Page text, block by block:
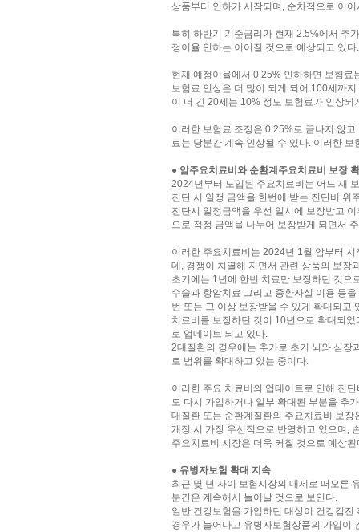
상품부터 인하가 시작되며, 순차적으로 이
특히 하반기 기준금리가 현재 2.5%에서 추
정이율 인하는 이어질 것으로 예상되고 있다.
현재 예정이율에서 0.25% 인하하면 보험
보험료 인상은 더 많이 되게 되어 100세까
이 더 긴 20세는 10% 정도 보험료가 인상되
이러한 보험료 조정은 0.25%로 끝나지 않
료는 당분간 계속 인상될 수 있다. 이러한
● 암주요치료비와 순환계주요치료비 보장
2024년부터 도입된 주요치료비는 어느 새
진단 시 일정 금액을 한번에 받는 진단비 위
진단시 일정금액을 우선 일시에 보장받고
으로 적정 금액을 나누어 보장받게 되면서
이러한 주요치료비는 2024년 1월 암부터
데, 경쟁이 치열해 지면서 관련 상품의 보장
초기에는 1년에 한번 치료만 보장하던 것으
수술과 항암치료 그리고 중환자실 이용 등
번 또는 그 이상 보장받을 수 있게 확대되고
치료비를 보장하던 것이 10년으로 확대되
로 업데이트 되고 있다.
2대질환의 경우에는 추가로 초기 뇌와 심장
로 범위를 확대하고 있는 중이다.
이러한 주요 치료비의 업데이트로 인해 진
도 다시 가입하거나 일부 확대된 부분을 추
대질환 또는 순환계질환의 주요치료비 보
개정 시 가장 우선적으로 반영하고 있으며,
주요치료비 시장은 더욱 커질 것으로 예상된
● 유병자보험 확대 지속
최근 몇 년 사이 보험시장의 대세로 떠오른
분간은 계속해서 늘어날 것으로 보인다.
일반 건강보험을 가입하던 대상이 건강검
경우가 늘어나고 유병자보험상품의 가입이